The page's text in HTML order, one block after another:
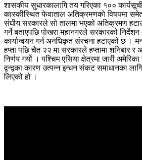
शासकीय सुधारकालागि तय गरिएका १००
कास्कीस्थित फेवाताल अतिक्रमणको विषयमा
संघीय सरकारले सो तालमा भएको अतिक्रमण
गर्ने बताएपछि पोखरा महानगरले सरकारको
कार्यान्वयन गर्न अनधिकृत संरचना हटाएको छ ।
हप्ता पछि चैत २२ मा सरकारले हप्तामा शनिबार र
निर्णय गर्यो । पश्चिम एसिया क्षेत्रमा जारी
द्वन्द्वका कारण उत्पन्न इन्धन संकट समाधानका
लिएको हो ।